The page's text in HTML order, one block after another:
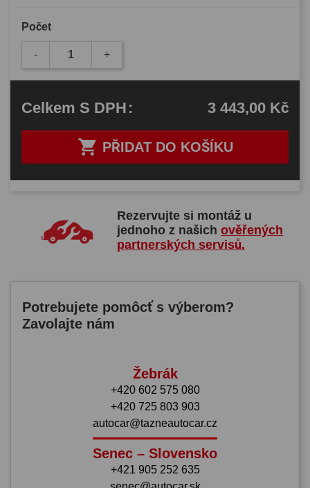
Počet
- +
 PŘIDAT DO KOŠÍKU
Celkem S DPH: 3 443,00 Kč
Rezervujte si montáž u
jednoho z našichověřených
partnerských servisů.
Potrebujete pomôcť s výberom?
Zavolajte nám
Žebrák
+420 602 575 080
+420 725 803 903
autocar@tazneautocar.cz
Senec – Slovensko
+421 905 252 635